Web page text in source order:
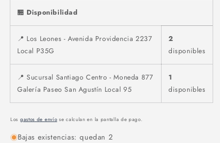
oferta
🏪 Disponibilidad
📍 Los Leones - Avenida Providencia 2237
Local P35G
2
disponibles
📍 Sucursal Santiago Centro - Moneda 877
Galería Paseo San Agustín Local 95
1
disponibles
Los gastos de envío se calculan en la pantalla de pago.
Bajas existencias: quedan 2